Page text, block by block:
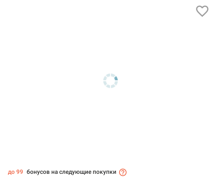
до 99 бонусов на следующие покупки